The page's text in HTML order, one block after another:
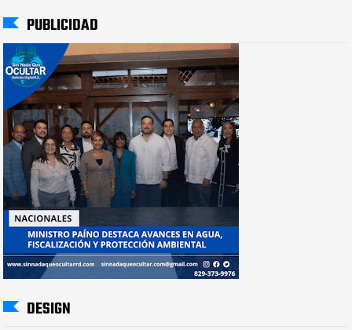
PUBLICIDAD
DESIGN